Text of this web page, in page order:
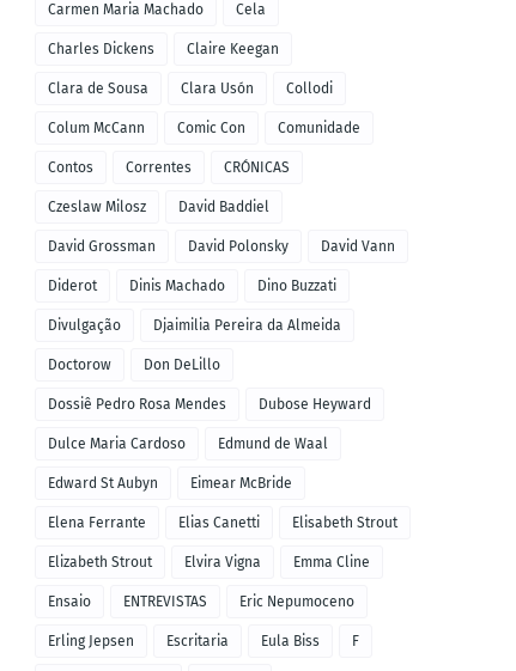
Carmen Maria Machado Cela
Charles Dickens Claire Keegan
Clara de Sousa Clara Usón Collodi
Colum McCann Comic Con Comunidade
Contos Correntes CRÓNICAS
Czeslaw Milosz David Baddiel
David Grossman David Polonsky David Vann
Diderot Dinis Machado Dino Buzzati
Divulgação Djaimilia Pereira da Almeida
Doctorow Don DeLillo
Dossiê Pedro Rosa Mendes Dubose Heyward
Dulce Maria Cardoso Edmund de Waal
Edward St Aubyn Eimear McBride
Elena Ferrante Elias Canetti Elisabeth Strout
Elizabeth Strout Elvira Vigna Emma Cline
Ensaio ENTREVISTAS Eric Nepumoceno
Erling Jepsen Escritaria Eula Biss F